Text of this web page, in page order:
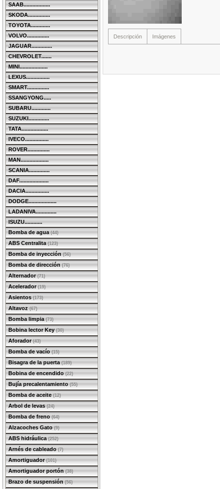
SAAB..................
SKODA...............
TOYOTA.............
VOLVO...............
JAGUAR..............
CHEVROLET.......
MINI...................
LEXUS................
SMART...............
SSANGYONG.....
SUBARU.............
SUZUKI..............
TATA..................
IVECO................
ROVER...............
MAN...................
SCANIA..............
DAF....................
DACIA................
DODGE...................
LADANIVA..............
ISUZU............
Bomba de agua (44)
ABS Centralita (123)
Bomba de inyección (56)
Bomba de dirección (76)
Alternador (71)
Acelerador (19)
Asientos (173)
Altavoz (67)
Bomba limpia (73)
Bobina lector Key (30)
Aforador (43)
Bomba de vacío (15)
Bisagra de la puerta (189)
Bobina de encendido (22)
Bujía precalentamiento (55)
Bomba de aceite (12)
Arbol de levas (24)
Bomba de freno (64)
Alzacoches Gato (9)
ABS hidráulica (252)
Arnés de cableado (7)
Amortiguador (101)
Amortiguador portón (38)
Brazo de suspensión (56)
Descripción Imágenes